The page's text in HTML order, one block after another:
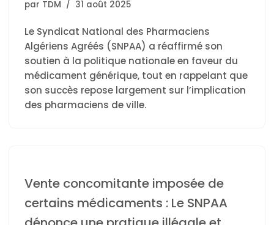
par TDM 31 août 2025
Le Syndicat National des Pharmaciens
Algériens Agréés (SNPAA) a réaffirmé son
soutien à la politique nationale en faveur du
médicament générique, tout en rappelant que
son succès repose largement sur l’implication
des pharmaciens de ville.
Vente concomitante imposée de
certains médicaments : Le SNPAA